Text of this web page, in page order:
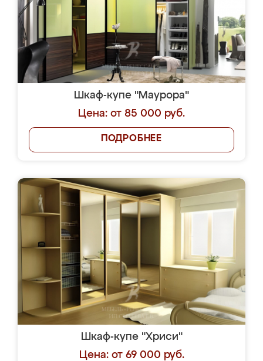
Шкаф-купе "Маурора"
Цена: от 85 000 руб.
ПОДРОБНЕЕ
Шкаф-купе "Хриси"
Цена: от 69 000 руб.